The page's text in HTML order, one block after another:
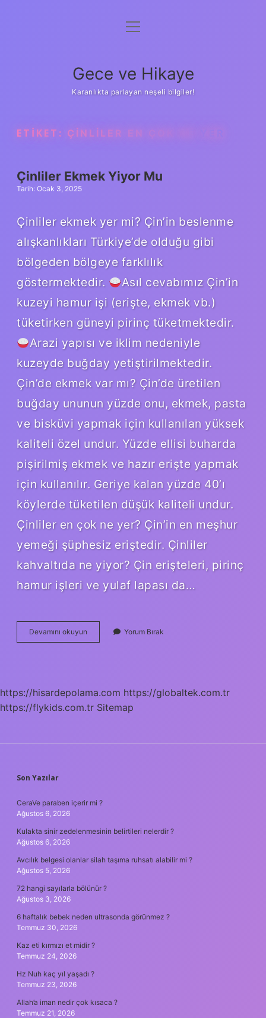
Anasayfa
Yasal Uyarı
menüyü
Gece ve Hikaye
Karanlıkta parlayan neşeli bilgiler!
ETIKET: ÇINLILER EN ÇOK NE YER
Çinliler Ekmek Yiyor Mu
Tarih: Ocak 3, 2025
Çinliler ekmek yer mi? Çin’in beslenme
alışkanlıkları Türkiye’de olduğu gibi
bölgeden bölgeye farklılık
göstermektedir.
Asıl cevabımız Çin’in
kuzeyi hamur işi (erişte, ekmek vb.)
tüketirken güneyi pirinç tüketmektedir.
Arazi yapısı ve iklim nedeniyle
kuzeyde buğday yetiştirilmektedir.
Çin’de ekmek var mı? Çin’de üretilen
buğday ununun yüzde onu, ekmek, pasta
ve bisküvi yapmak için kullanılan yüksek
kaliteli özel undur. Yüzde ellisi buharda
pişirilmiş ekmek ve hazır erişte yapmak
için kullanılır. Geriye kalan yüzde 40’ı
köylerde tüketilen düşük kaliteli undur.
Çinliler en çok ne yer? Çin’in en meşhur
yemeği şüphesiz eriştedir. Çinliler
kahvaltıda ne yiyor? Çin erişteleri, pirinç
hamur işleri ve yulaf lapası da…
Devamını okuyun
Ekmek
Yorum Bırak
https://hisardepolama.com https://globaltek.com.tr
https://flykids.com.tr Sitemap
SIDEBAR
Son Yazılar
CeraVe paraben içerir mi ?
Ağustos 6, 2026
Kulakta sinir zedelenmesinin belirtileri nelerdir ?
Ağustos 6, 2026
Avcılık belgesi olanlar silah taşıma ruhsatı alabilir mi ?
Ağustos 5, 2026
72 hangi sayılarla bölünür ?
Ağustos 3, 2026
6 haftalık bebek neden ultrasonda görünmez ?
Temmuz 30, 2026
Kaz eti kırmızı et midir ?
Temmuz 24, 2026
Hz Nuh kaç yıl yaşadı ?
Temmuz 23, 2026
Allah’a iman nedir çok kısaca ?
Temmuz 21, 2026